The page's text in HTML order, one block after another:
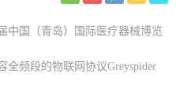
中国（青岛）国际医疗器械博览
频段的物联网协议Greyspider